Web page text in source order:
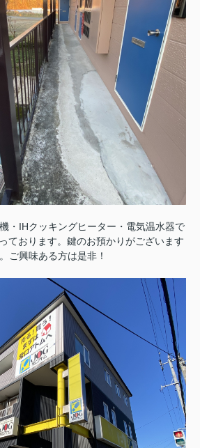
・IHクッキングヒーター・電気温水器で
ております。鍵のお預かりがございます
ご興味ある方は是非！